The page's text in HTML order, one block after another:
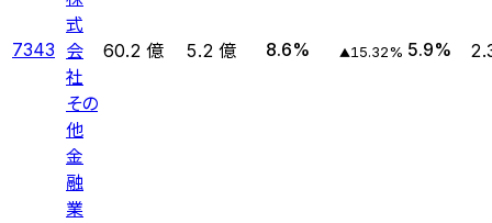
7343
式
会
社
その
他
金
融
業
60.2 億 5.2 億 8.6% ▲15.32% 5.9%